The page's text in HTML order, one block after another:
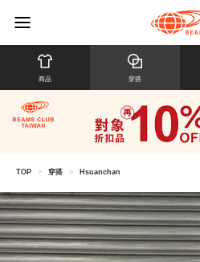
商品 穿搭
TOP > 穿搭 > Hsuanchan